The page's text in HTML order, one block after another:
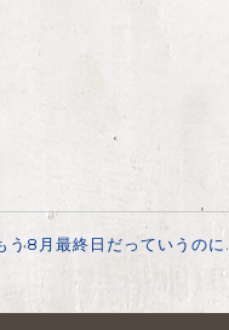
う8月最終日だっていうのに…